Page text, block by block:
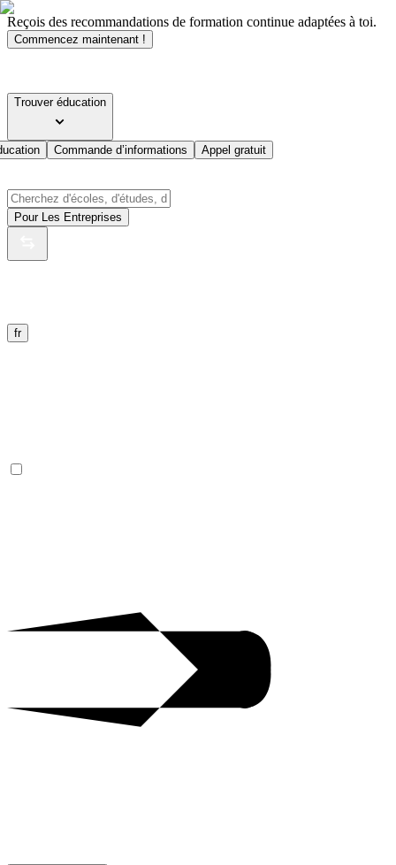
Reçois des recommandations de formation continue adaptées à toi.
Commencez maintenant !
Trouver éducation
Commande d’informations Appel gratuit
Pour Les Entreprises
fr